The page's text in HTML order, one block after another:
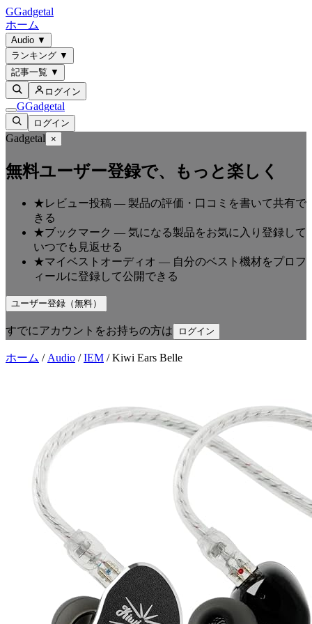
GGadgetal
ホーム
Audio ▼
ランキング ▼
記事一覧 ▼
ログイン
GGadgetal
ログイン
Gadgetal ×
無料ユーザー登録で、もっと楽しく
★レビュー投稿 — 製品の評価・口コミを書いて共有で
きる
★ブックマーク — 気になる製品をお気に入り登録して
いつでも見返せる
★マイベストオーディオ — 自分のベスト機材をプロフ
ィールに登録して公開できる
ユーザー登録（無料）
すでにアカウントをお持ちの方は ログイン
ホーム / Audio /IEM /Kiwi Ears Belle